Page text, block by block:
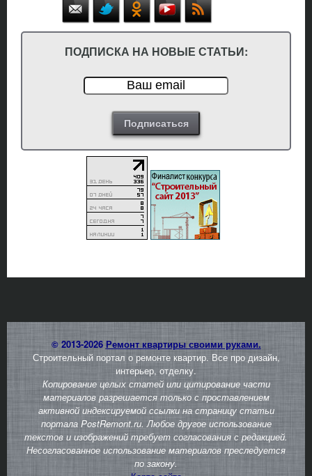
ПОДПИСКА НА НОВЫЕ СТАТЬИ:
© 2013-2026 Ремонт квартиры своими руками.
Строительный портал о ремонте квартир. Все про дизайн,
интерьер, отделку.
Копирование целых статей или цитирование части
материалов разрешается только с проставлением
активной индексируемой ссылки на страницу статьи
портала PostRemont.ru. Любое другое использование
текстов и изображений требует согласования с редакцией.
Несогласованное использование материалов преследуется
по закону.